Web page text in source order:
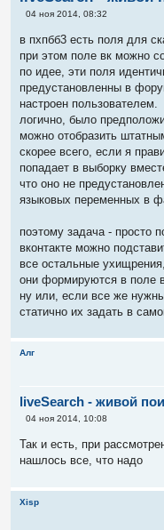
С
б
щ
н
и
04 ноя 2014, 08:32
в пхпбб3 есть поля для
при этом поле вк можно
по идее, эти поля
предустановленны в
настроен пользователем.
логично, было
можно отобразить
скорее всего, если я
попадает в выборку
что оно не
языковых переменных в
поэтому задача - просто
вконтакте можно
все остальные
они формируются в поле
ну или, если все же
статично их задать в
Алг
liveSearch - живой
С
о
б
щ
и
е
04 ноя 2014, 10:08
Так и есть, при
нашлось все, что надо
Xisp